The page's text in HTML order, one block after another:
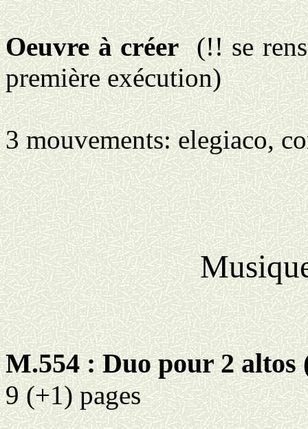
Oeuvre à créer (!! se
première exécution)
3 mouvements: elegiaco,
M.554 : Duo pour 2 altos
9 (+1) pages